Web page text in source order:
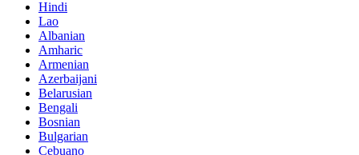
Hindi
Lao
Albanian
Amharic
Armenian
Azerbaijani
Belarusian
Bengali
Bosnian
Bulgarian
Cebuano